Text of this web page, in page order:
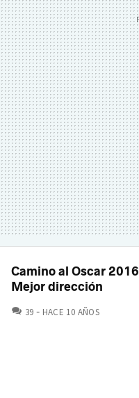
Camino al Oscar 2016 |
Mejor dirección
39 COMENTARIOS
HACE 10 AÑOS